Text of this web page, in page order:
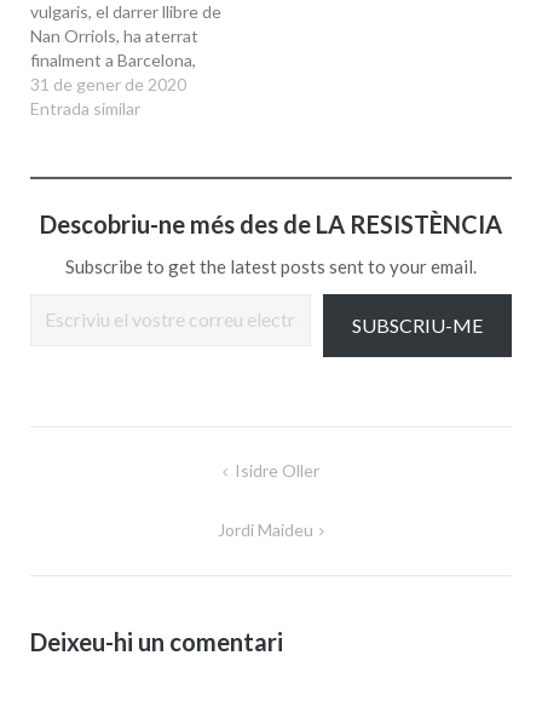
vulgaris, el darrer llibre de
Nan Orriols, ha aterrat
finalment a Barcelona,
després de l’embranzida de
la gira no metropolitana, i
magnífica Llibreria Ona a la
Montserrat…
31 de gener de 2020
Entrada similar
Descobriu-ne més des de LA RESISTÈNCIA
Subscribe to get the latest posts sent to your email.
SUBSCRIU-ME
Isidre Oller
Jordi Maideu
Deixeu-hi un comentari